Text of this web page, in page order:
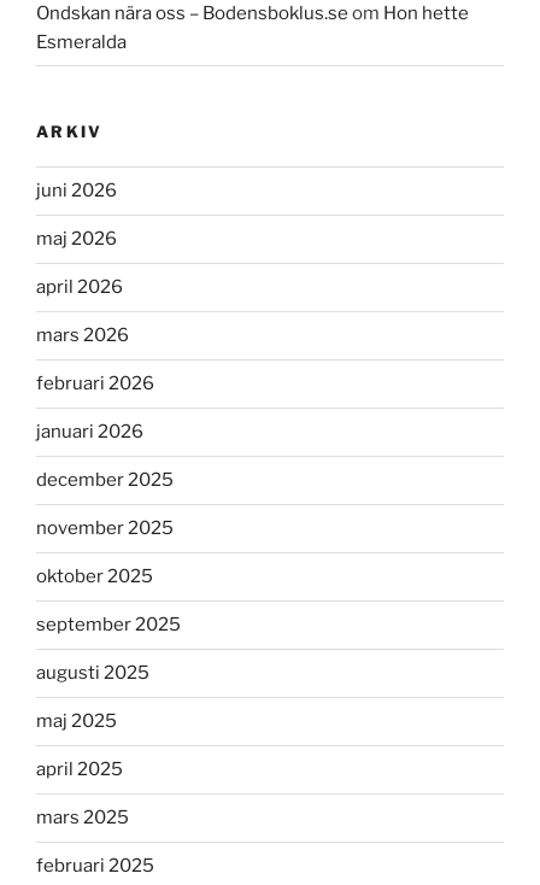
Ondskan nära oss – Bodensboklus.se om Hon hette
Esmeralda
ARKIV
juni 2026
maj 2026
april 2026
mars 2026
februari 2026
januari 2026
december 2025
november 2025
oktober 2025
september 2025
augusti 2025
maj 2025
april 2025
mars 2025
februari 2025